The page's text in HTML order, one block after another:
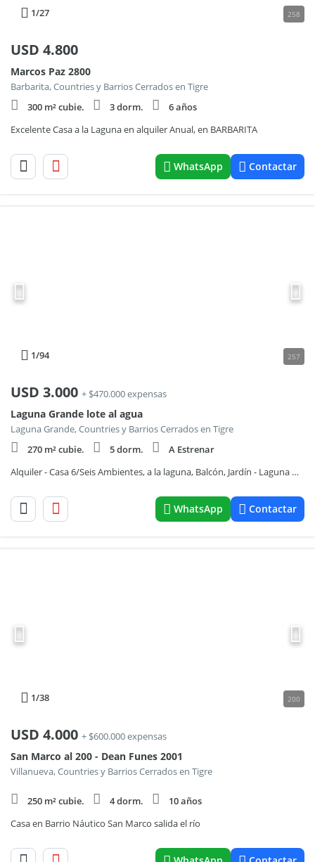
1/27 258
USD 4.800
Marcos Paz 2800
Barbarita, Countries y Barrios Cerrados en Tigre
300 m² cubie.
3 dorm.
6 años
Excelente Casa a la Laguna en alquiler Anual, en BARBARITA
WhatsApp Contactar
1/94 257
USD 3.000 + $470.000 expensas
Laguna Grande lote al agua
Laguna Grande, Countries y Barrios Cerrados en Tigre
270 m² cubie.
5 dorm.
A Estrenar
Alquiler - Casa 6/Seis Ambientes, a la laguna, Balcón, Jardín - Laguna Grande, Villanueva
WhatsApp Contactar
1/38 200
USD 4.000 + $600.000 expensas
San Marco al 200 - Dean Funes 2001
Villanueva, Countries y Barrios Cerrados en Tigre
250 m² cubie. 4 dorm.
10 años
Casa en Barrio Náutico San Marco salida el río